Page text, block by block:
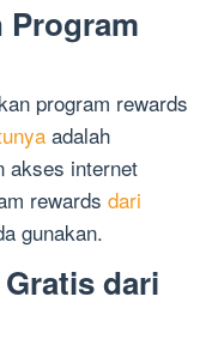
Program
program rewards
adalah
akses internet
rewards dari
gunakan.
dari